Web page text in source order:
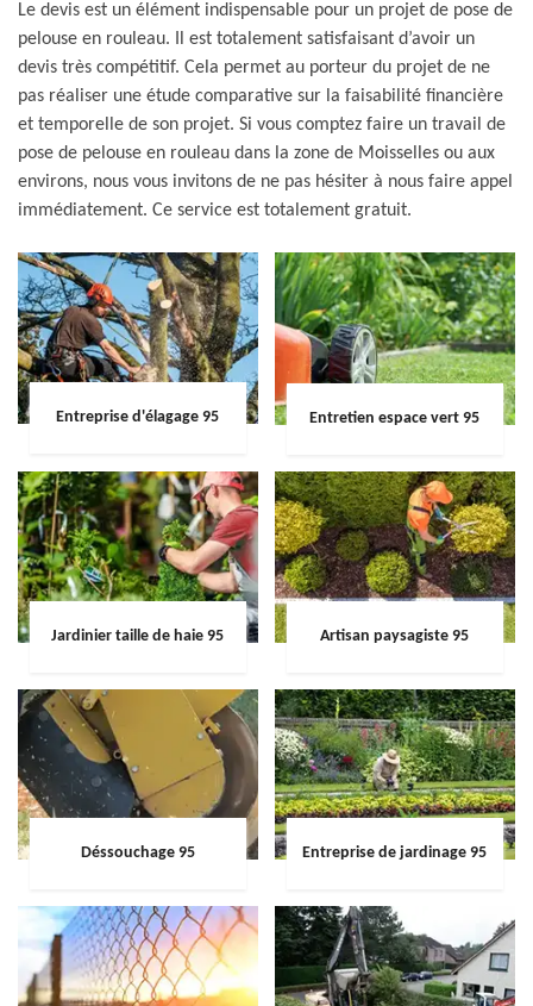
Le devis est un élément indispensable pour un projet de pose de
pelouse en rouleau. Il est totalement satisfaisant d’avoir un
devis très compétitif. Cela permet au porteur du projet de ne
pas réaliser une étude comparative sur la faisabilité financière
et temporelle de son projet. Si vous comptez faire un travail de
pose de pelouse en rouleau dans la zone de Moisselles ou aux
environs, nous vous invitons de ne pas hésiter à nous faire appel
immédiatement. Ce service est totalement gratuit.
Entreprise d'élagage 95 Entretien espace vert 95
Jardinier taille de haie 95 Artisan paysagiste 95
Déssouchage 95 Entreprise de jardinage 95